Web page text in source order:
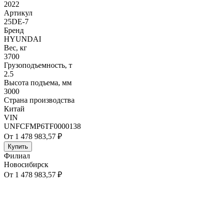
2022
Артикул
25DE-7
Бренд
HYUNDAI
Вес, кг
3700
Грузоподъемность, т
2.5
Высота подъема, мм
3000
Страна производства
Китай
VIN
UNFCFMP6TF0000138
От 1 478 983,57 ₽
Купить
Филиал
Новосибирск
От 1 478 983,57 ₽